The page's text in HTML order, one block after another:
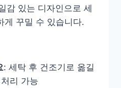
감 있는 디자인으로 세
게 꾸밀 수 있습니다.
: 세탁 후 건조기로 옮길
리 가능